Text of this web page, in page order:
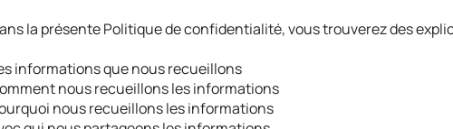
la présente Politique de confidentialité, vous trouverez des
informations que nous recueillons
nous recueillons les informations
nous recueillons les informations